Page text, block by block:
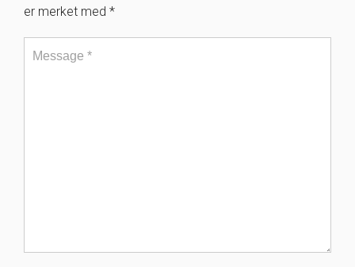
er merket med *